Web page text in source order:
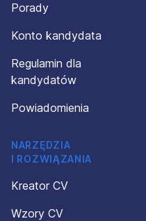
Porady
Konto kandydata
Regulamin dla
kandydatów
Powiadomienia
NARZĘDZIA
I ROZWIĄZANIA
Kreator CV
Wzory CV